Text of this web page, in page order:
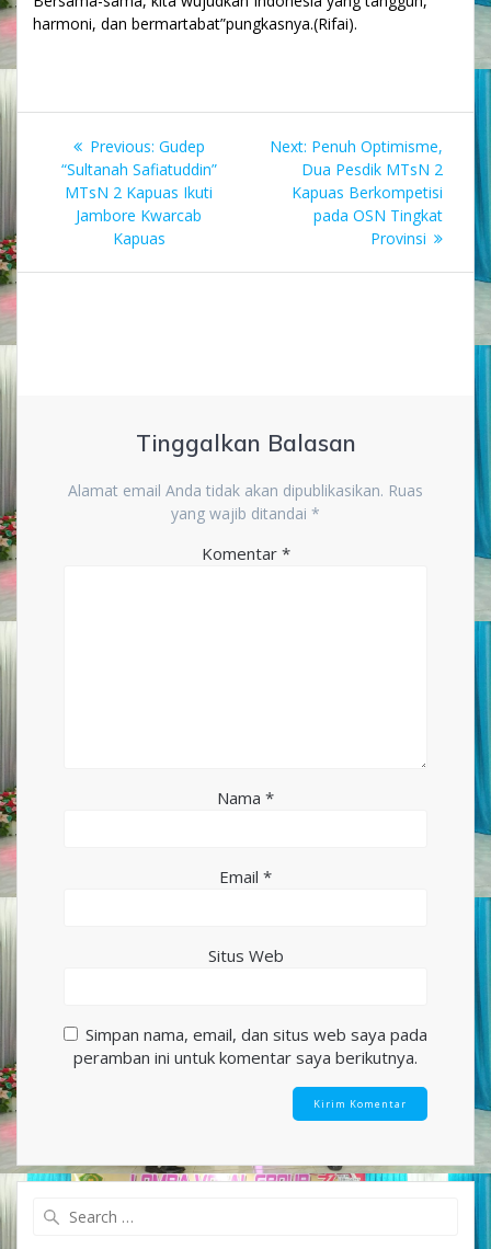
harmoni, dan bermartabat”pungkasnya.(Rifai).
Navigasi
pos
Previous: Previous
post:
Gudep
“Sultanah Safiatuddin”
MTsN 2 Kapuas Ikuti
Jambore Kwarcab
Kapuas
Next: Next
post:
Penuh Optimisme,
Dua Pesdik MTsN 2
Kapuas Berkompetisi
pada OSN Tingkat
Provinsi
Tinggalkan Balasan
Alamat email Anda tidak akan dipublikasikan. Ruas
yang wajib ditandai *
Komentar *
Nama *
Email *
Situs Web
Simpan nama, email, dan situs web saya pada
peramban ini untuk komentar saya berikutnya.